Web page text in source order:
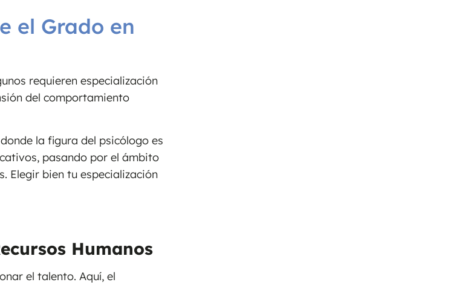
el Grado en
requieren especialización
del comportamiento
la figura del psicólogo es
pasando por el ámbito
Elegir bien tu especialización
Humanos
el talento. Aquí, el